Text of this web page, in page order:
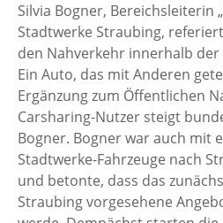
Silvia Bogner, Bereichsleiterin
Stadtwerke Straubing,
den Nahverkehr innerhalb der
Ein Auto, das mit Anderen
Ergänzung zum Öffentlichen
Carsharing-Nutzer steigt
Bogner. Bogner war auch mit
Stadtwerke-Fahrzeuge nach
und betonte, dass das
Straubing vorgesehene